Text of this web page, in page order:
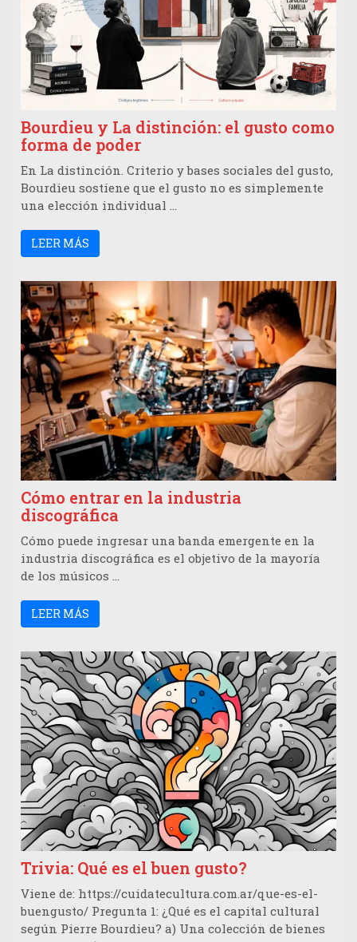
Bourdieu y La distinción: el gusto como
forma de poder
En La distinción. Criterio y bases sociales del gusto,
Bourdieu sostiene que el gusto no es simplemente
una elección individual …
LEER MÁS
Cómo entrar en la industria
discográfica
Cómo puede ingresar una banda emergente en la
industria discográfica es el objetivo de la mayoría
de los músicos …
LEER MÁS
Trivia: Qué es el buen gusto?
Viene de: https://cuidatecultura.com.ar/que-es-el-
buengusto/ Pregunta 1: ¿Qué es el capital cultural
según Pierre Bourdieu? a) Una colección de bienes